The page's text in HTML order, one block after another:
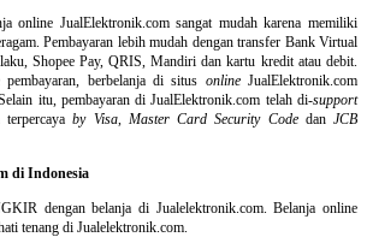
online JualElektronik.com sangat mudah karena memiliki
Pembayaran lebih mudah dengan transfer Bank Virtual
Shopee Pay, QRIS, Mandiri dan kartu kredit atau debit.
berbelanja di situs onlineJualElektronik.com
itu, pembayaran di JualElektronik.com telah di-support
terpercayaby Visa, Master Card Security Codedan JCB
di Indonesia
dengan belanja di Jualelektronik.com. Belanja online
tenang di Jualelektronik.com.